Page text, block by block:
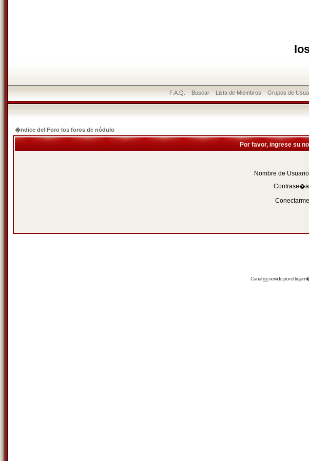
F.A.Q. Buscar Lista de Miembros Grupos de
�ndice del Foro los foros de nódulo
Por favor, ingrese su
Nombre de
Canalrssservido por el